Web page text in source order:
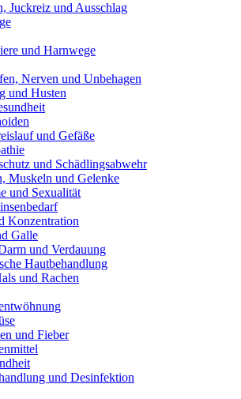
Juckreiz und Ausschlag
und Harnwege
Nerven und Unbehagen
und Husten
und Gefäße
und Schädlingsabwehr
Muskeln und Gelenke
und Sexualität
Konzentration
Galle
und Verdauung
Hautbehandlung
und Rachen
und Fieber
und Desinfektion